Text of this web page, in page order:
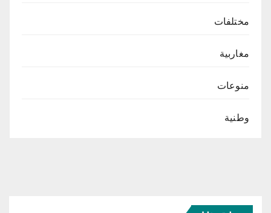
مختلفات
مغاربية
منوعات
وطنية